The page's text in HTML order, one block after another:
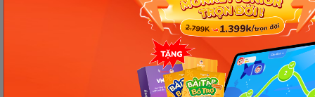
Ngày 18: Vì sao bé nhanh quên
từ tiếng Anh? Cách giúp con
nhớ lâu mà không cần học
nhiều